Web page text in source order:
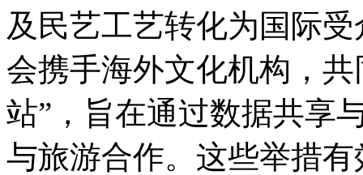
及民艺工艺转化为国际
会携手海外文化机构，
站”，旨在通过数据共享
与旅游合作。这些举措